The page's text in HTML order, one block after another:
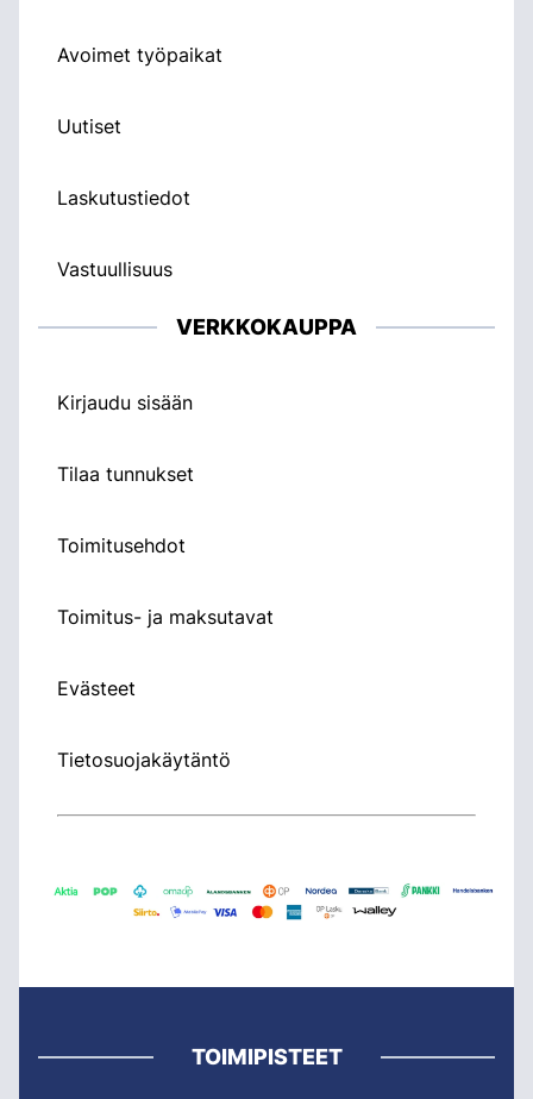
Avoimet työpaikat
Uutiset
Laskutustiedot
Vastuullisuus
VERKKOKAUPPA
Kirjaudu sisään
Tilaa tunnukset
Toimitusehdot
Toimitus- ja maksutavat
Evästeet
Tietosuojakäytäntö
TOIMIPISTEET